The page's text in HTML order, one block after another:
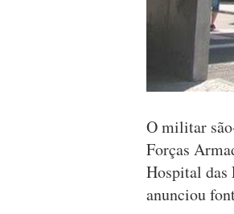
O militar
Forças
Hospital das
anunciou